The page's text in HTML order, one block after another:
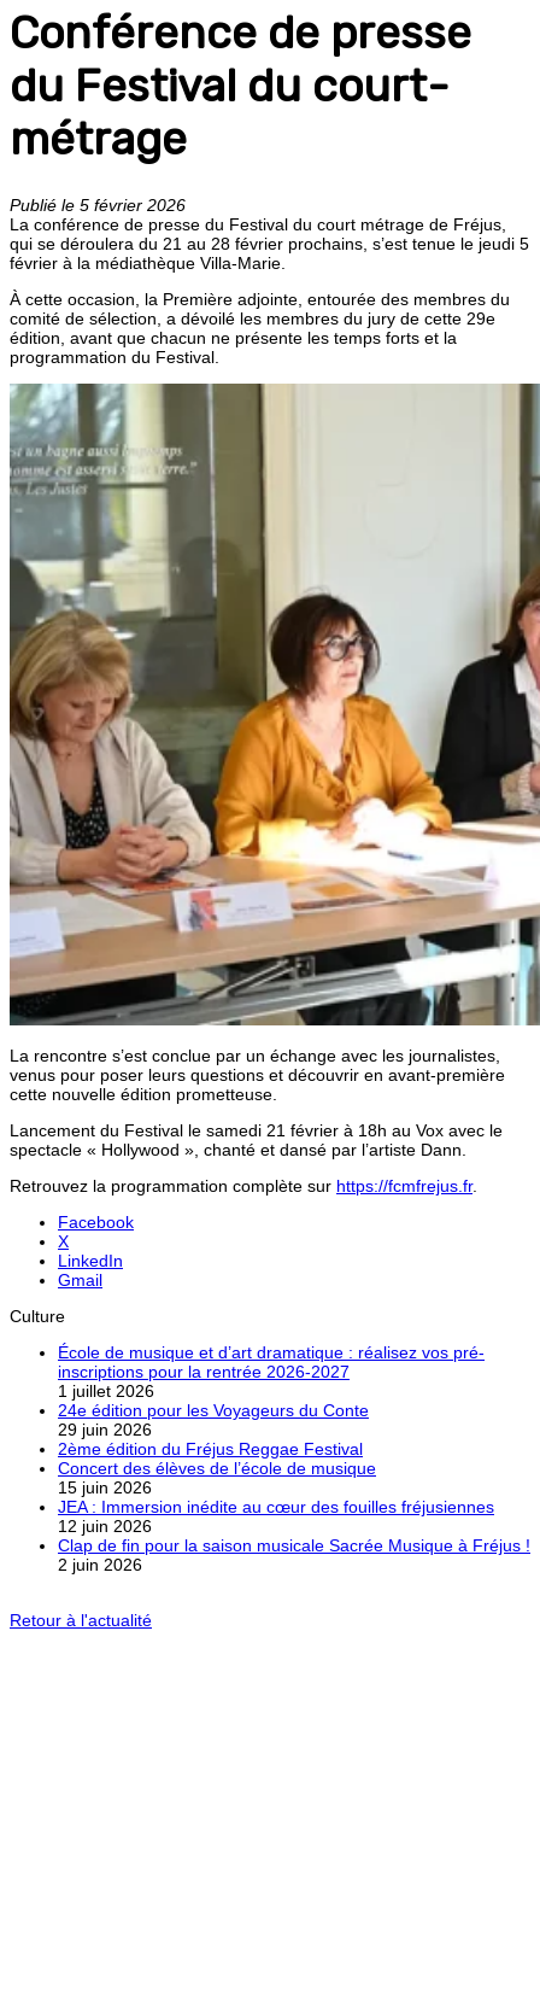
Conférence de presse
du Festival du court-
métrage
Publié le 5 février 2026
La conférence de presse du Festival du court métrage de Fréjus,
qui se déroulera du 21 au 28 février prochains, s’est tenue le jeudi 5
février à la médiathèque Villa-Marie.
À cette occasion, la Première adjointe, entourée des membres du
comité de sélection, a dévoilé les membres du jury de cette 29e
édition, avant que chacun ne présente les temps forts et la
programmation du Festival.
La rencontre s’est conclue par un échange avec les journalistes,
venus pour poser leurs questions et découvrir en avant-première
cette nouvelle édition prometteuse.
Lancement du Festival le samedi 21 février à 18h au Vox avec le
spectacle « Hollywood », chanté et dansé par l’artiste Dann.
Retrouvez la programmation complète sur https://fcmfrejus.fr.
Facebook
X
LinkedIn
Gmail
Culture
École de musique et d’art dramatique : réalisez vos pré-
inscriptions pour la rentrée 2026-2027
1 juillet 2026
24e édition pour les Voyageurs du Conte
29 juin 2026
2ème édition du Fréjus Reggae Festival
Concert des élèves de l’école de musique
15 juin 2026
JEA : Immersion inédite au cœur des fouilles fréjusiennes
12 juin 2026
Clap de fin pour la saison musicale Sacrée Musique à Fréjus !
2 juin 2026
Retour à l'actualité